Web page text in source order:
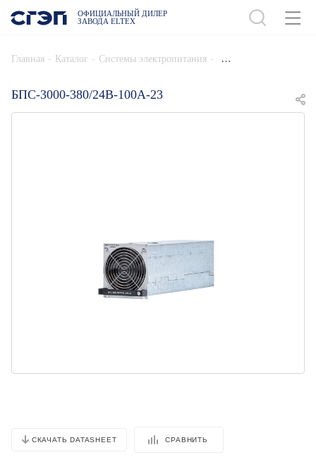
ОФИЦИАЛЬНЫЙ ДИЛЕР
ЗАВОДА ELTEX
Главная - Каталог - Системы электропитания -
БПС-3000-380/24В-100А-23
СКАЧАТЬ DATASHEET СРАВНИТЬ